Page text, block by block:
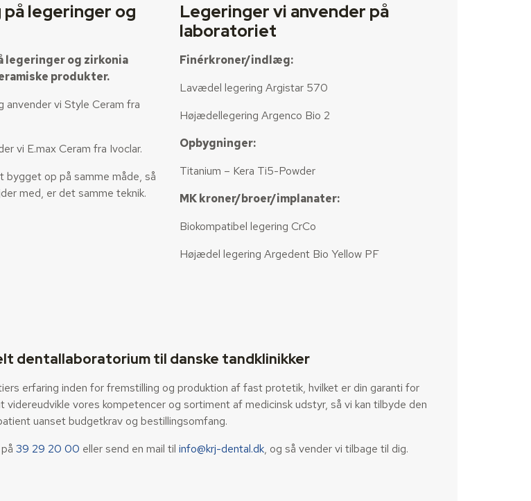
legeringer og
legeringer og zirkonia
produkter.
anvender vi Style Ceram fra
vi E.max Ceram fra Ivoclar.
op på samme måde, så
med, er det samme teknik.
Legeringer vi anvender på
laboratoriet
Finérkroner/indlæg:
Lavædel legering Argistar 570
Højædellegering Argenco Bio 2
Opbygninger:
Titanium – Kera Ti5-Powder
MK kroner/broer/implanater:
Biokompatibel legering CrCo
Højædel legering Argedent Bio Yellow PF
dentallaboratorium til danske tandklinikker
erfaring inden for fremstilling og produktion af fast protetik, hvilket er din garanti for
vores kompetencer og sortiment af medicinsk udstyr, så vi kan tilbyde den
uanset budgetkrav og bestillingsomfang.
39 29 20 00 eller send en mail til info@krj-dental.dk, og så vender vi tilbage til dig.